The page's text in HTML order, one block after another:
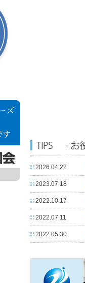
2026.04.22
2023.07.18
2022.10.17
2022.07.11
2022.05.30